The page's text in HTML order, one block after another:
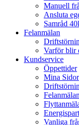
Manuell
Ansluta
Samråd
Felanmälan
Varför blir
Kundservice
Öppettider
Mina Sidor
Felanmälan
Vanliga